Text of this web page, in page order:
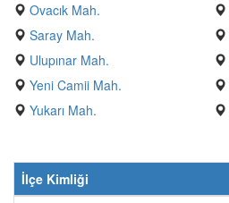
Ovacık Mah.
Saray Mah.
Ulupınar Mah.
Yeni Camii Mah.
Yukarı Mah.
İlçe Kimliği